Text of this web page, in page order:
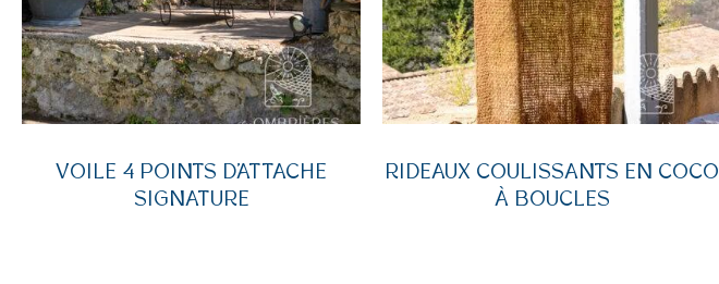
VOILE 4 POINTS D’ATTACHE
SIGNATURE
RIDEAUX COULISSANTS EN COCO
À BOUCLES